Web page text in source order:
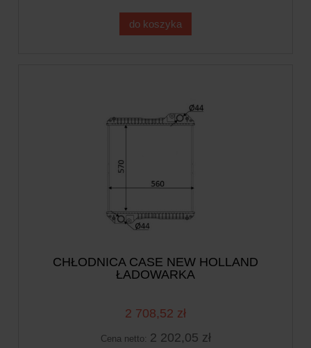
do koszyka
CHŁODNICA CASE NEW HOLLAND
ŁADOWARKA
2 708,52 zł
Cena netto: 2 202,05 zł